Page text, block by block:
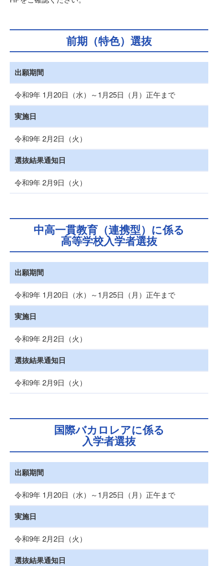
前期（特色）選抜
出願期間
令和9年 1月20日（水）～1月25日（月）正午まで
実施日
令和9年 2月2日（火）
選抜結果通知日
令和9年 2月9日（火）
中高一貫教育（連携型）に係る
高等学校入学者選抜
出願期間
令和9年 1月20日（水）～1月25日（月）正午まで
実施日
令和9年 2月2日（火）
選抜結果通知日
令和9年 2月9日（火）
国際バカロレアに係る
入学者選抜
出願期間
令和9年 1月20日（水）～1月25日（月）正午まで
実施日
令和9年 2月2日（火）
選抜結果通知日